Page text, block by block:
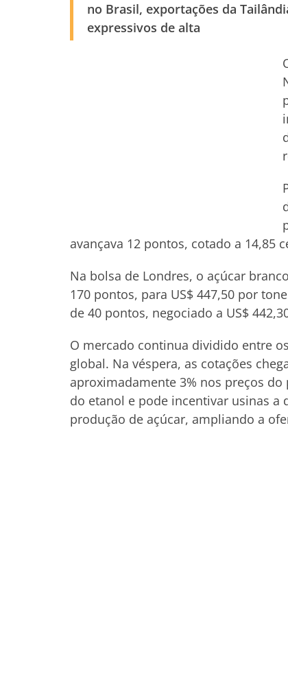
no Brasil, exportações da
expressivos de alta
avançava 12 pontos, cotado a 14,85
Na bolsa de Londres, o açúcar
170 pontos, para US$ 447,50 por
de 40 pontos, negociado a US$
O mercado continua dividido entre
global. Na véspera, as cotações
aproximadamente 3% nos preços
do etanol e pode incentivar usinas a
produção de açúcar, ampliando a